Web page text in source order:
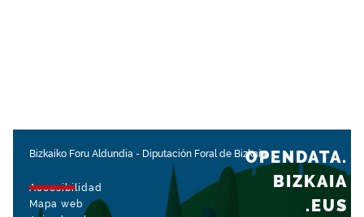
Bizkaiko Foru Aldundia - Diputación Foral de Bizkaia
Accesibilidad
Mapa web
OPENDATA.
BIZKAIA
.EUS